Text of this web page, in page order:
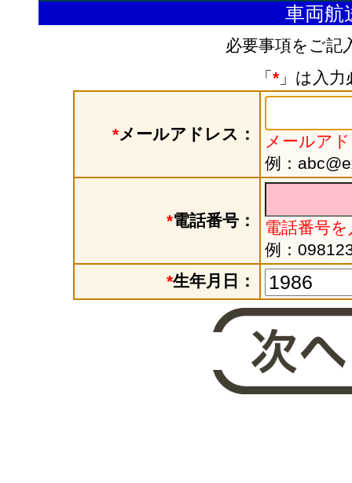
車両航
必要事項をご記
「 *」は入力
*メールアドレス：
メールア
例：
*電話番号：
電話番号
例：
*生年月日：